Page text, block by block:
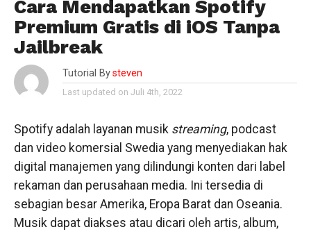
Cara Mendapatkan Spotify
Premium Gratis di iOS Tanpa
Jailbreak
Tutorial By steven
Last updated on Juli 4th, 2022
Spotify adalah layanan musik streaming, podcast
dan video komersial Swedia yang menyediakan hak
digital manajemen yang dilindungi konten dari label
rekaman dan perusahaan media. Ini tersedia di
sebagian besar Amerika, Eropa Barat dan Oseania.
Musik dapat diakses atau dicari oleh artis, album,